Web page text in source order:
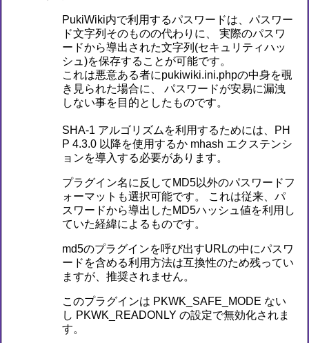
PukiWiki内で利用するパスワードは、パスワー
ド文字列そのものの代わりに、 実際のパスワ
ードから導出された文字列(セキュリティハッ
シュ)を保存することが可能です。
これは悪意ある者にpukiwiki.ini.phpの中身を覗
き見られた場合に、 パスワードが安易に漏洩
しない事を目的としたものです。
SHA-1 アルゴリズムを利用するためには、PH
P 4.3.0 以降を使用するか mhash エクステンシ
ョンを導入する必要があります。
プラグイン名に反してMD5以外のパスワードフ
ォーマットも選択可能です。 これは従来、パ
スワードから導出したMD5ハッシュ値を利用し
ていた経緯によるものです。
md5のプラグインを呼び出すURLの中にパスワ
ードを含める利用方法は互換性のため残ってい
ますが、推奨されません。
このプラグインは PKWK_SAFE_MODE ない
し PKWK_READONLY の設定で無効化されま
す。